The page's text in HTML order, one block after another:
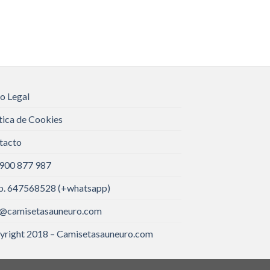
Legal
de Cookies
877 987
647568528 (+whatsapp)
2018 – Camisetasauneuro.com